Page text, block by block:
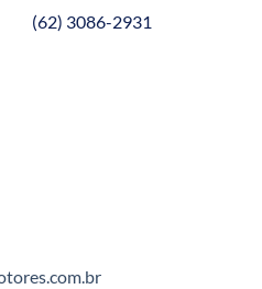
(62) 3086-2931